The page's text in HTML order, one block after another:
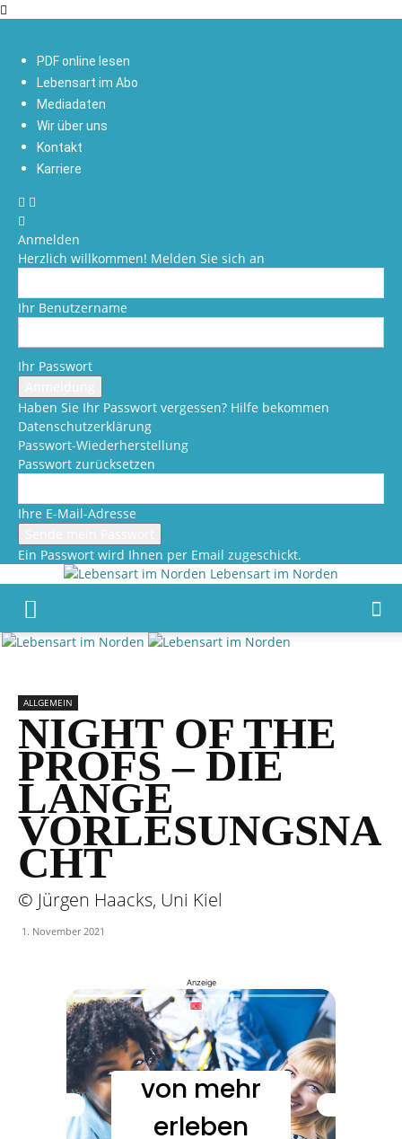
PDF online lesen
Lebensart im Abo
Mediadaten
Wir über uns
Kontakt
Karriere
Anmelden
Herzlich willkommen! Melden Sie sich an
Ihr Benutzername
Ihr Passwort
Haben Sie Ihr Passwort vergessen? Hilfe bekommen
Datenschutzerklärung
Passwort-Wiederherstellung
Passwort zurücksetzen
Ihre E-Mail-Adresse
Ein Passwort wird Ihnen per Email zugeschickt.
Lebensart im Norden
ALLGEMEIN
NIGHT OF THE
PROFS – DIE
LANGE
VORLESUNGSNA
CHT
© Jürgen Haacks, Uni Kiel
1. November 2021
Anzeige